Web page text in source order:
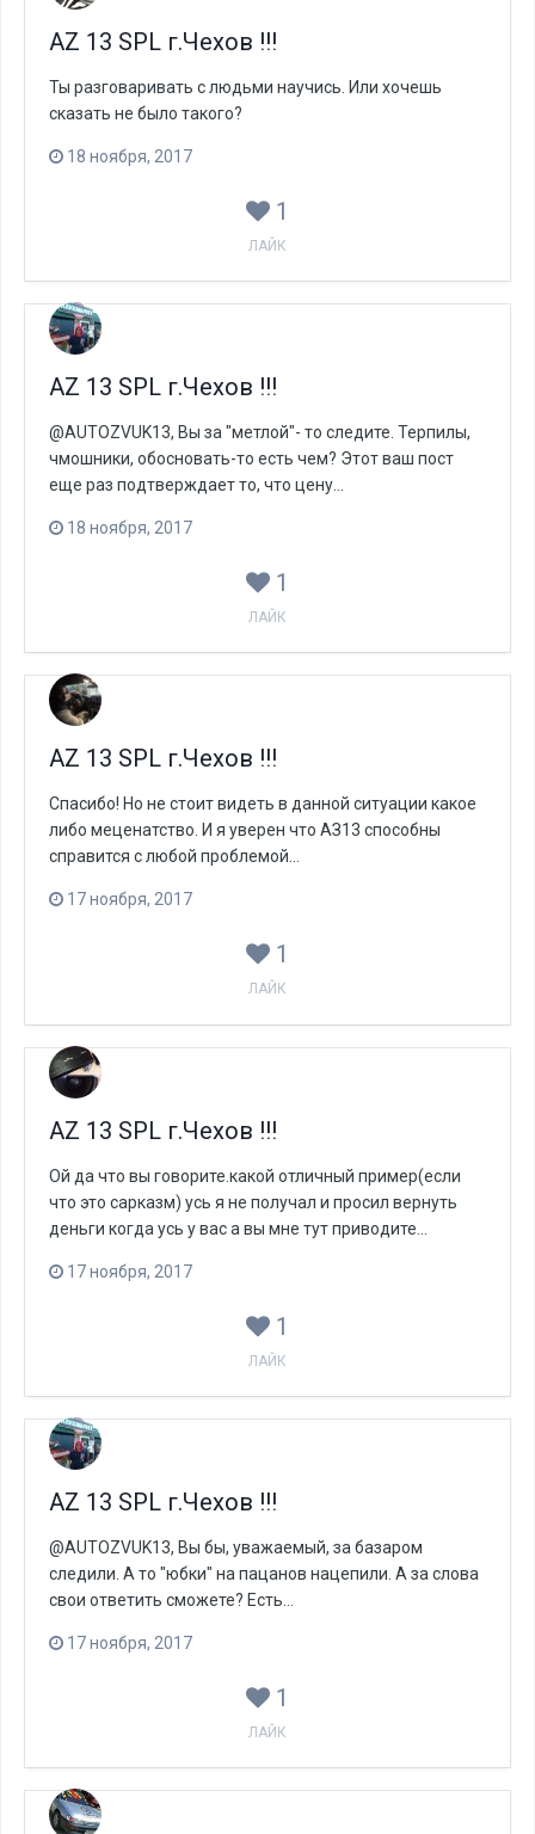
AZ 13 SPL г.Чехов !!!
Ты разговаривать с людьми научись. Или хочешь
сказать не было такого?
18 ноября, 2017
1
ЛАЙК
AZ 13 SPL г.Чехов !!!
@AUTOZVUK13, Вы за "метлой"- то следите. Терпилы,
чмошники, обосновать-то есть чем? Этот ваш пост
еще раз подтверждает то, что цену...
18 ноября, 2017
1
ЛАЙК
AZ 13 SPL г.Чехов !!!
Спасибо! Но не стоит видеть в данной ситуации какое
либо меценатство. И я уверен что АЗ13 способны
справится с любой проблемой...
17 ноября, 2017
1
ЛАЙК
AZ 13 SPL г.Чехов !!!
Ой да что вы говорите.какой отличный пример(если
что это сарказм) усь я не получал и просил вернуть
деньги когда усь у вас а вы мне тут приводите...
17 ноября, 2017
1
ЛАЙК
AZ 13 SPL г.Чехов !!!
@AUTOZVUK13, Вы бы, уважаемый, за базаром
следили. А то "юбки" на пацанов нацепили. А за слова
свои ответить сможете? Есть...
17 ноября, 2017
1
ЛАЙК